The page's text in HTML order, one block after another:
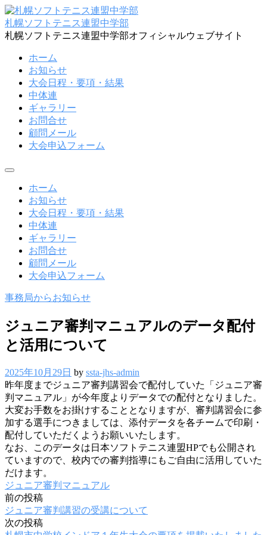
コ
ン
テ
札幌ソフトテニス連盟中学部
札幌ソフトテニス連盟中学部オフィシャルウェブサイト
ホーム
お知らせ
大会日程・要項・結果
中体連
ギャラリー
お問合せ
顧問メール
大会申込フォーム
メ
ホーム
お知らせ
大会日程・要項・結果
中体連
ギャラリー
お問合せ
顧問メール
大会申込フォーム
事務局からお知らせ
ジュニア審判マニュアルのデータ配付
と活用について
2025年10月29日 by ssta-jhs-admin
昨年度までジュニア審判講習会で配付していた「ジュニア審
判マニュアル」が今年度よりデータでの配付となりました。
大変お手数をお掛けすることとなりますが、審判講習会に参
加する選手につきましては、添付データを各チームで印刷・
配付していただくようお願いいたします。
なお、このデータは日本ソフトテニス連盟HPでも公開され
ていますので、校内での審判指導にもご自由に活用していた
だけます。
ジュニア審判マニュアル
投
稿
前の投稿
ジュニア審判講習の受講について
次の投稿